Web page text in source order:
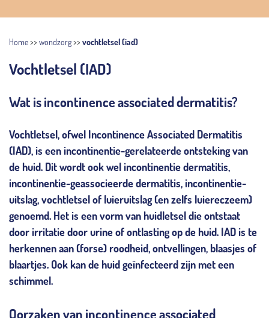
Home>> wondzorg>> vochtletsel (iad)
Vochtletsel (IAD)
Wat is incontinence associated dermatitis?
Vochtletsel, ofwel Incontinence Associated Dermatitis
(IAD), is een incontinentie-gerelateerde ontsteking van
de huid. Dit wordt ook wel incontinentie dermatitis,
incontinentie-geassocieerde dermatitis, incontinentie-
uitslag, vochtletsel of luieruitslag (en zelfs luiereczeem)
genoemd. Het is een vorm van huidletsel die ontstaat
door irritatie door urine of ontlasting op de huid. IAD is te
herkennen aan (forse) roodheid, ontvellingen, blaasjes of
blaartjes. Ook kan de huid geïnfecteerd zijn met een
schimmel.
Oorzaken van incontinence associated